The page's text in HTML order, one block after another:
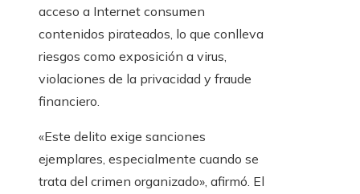
acceso a Internet consumen
contenidos pirateados, lo que conlleva
riesgos como exposición a virus,
violaciones de la privacidad y fraude
financiero.
«Este delito exige sanciones
ejemplares, especialmente cuando se
trata del crimen organizado», afirmó. El